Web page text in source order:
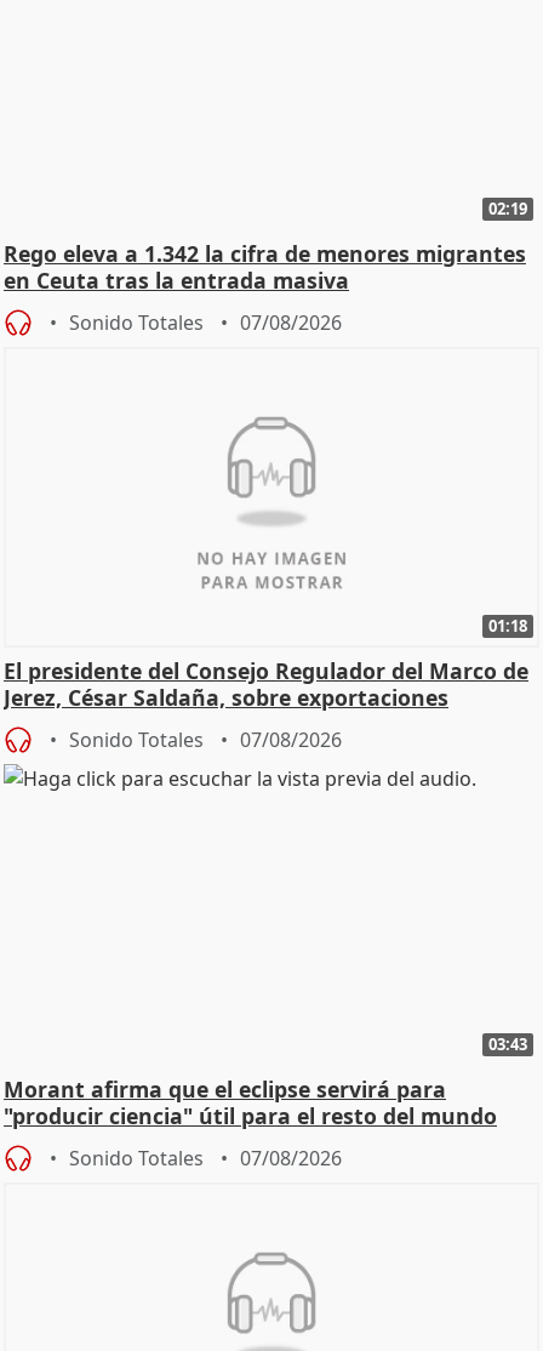
02:19
Rego eleva a 1.342 la cifra de menores migrantes
en Ceuta tras la entrada masiva
Sonido Totales 07/08/2026
01:18
El presidente del Consejo Regulador del Marco de
Jerez, César Saldaña, sobre exportaciones
Sonido Totales 07/08/2026
03:43
Morant afirma que el eclipse servirá para
"producir ciencia" útil para el resto del mundo
Sonido Totales 07/08/2026